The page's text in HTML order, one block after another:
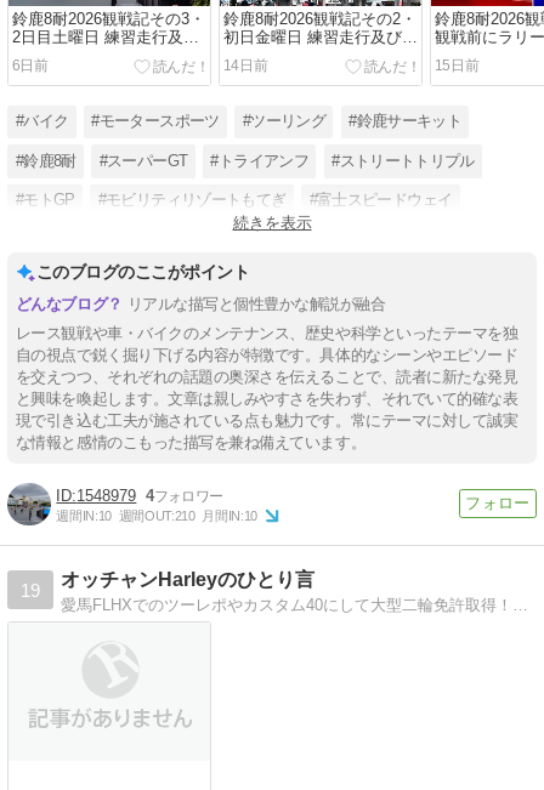
鈴鹿8耐2026観戦記その3・
2日目土曜日 練習走行及び
トップテントライアル（中
止でしたが…(;´д｀)ﾄﾎ
ﾎ…）
6日前
鈴鹿8耐2026観戦記その2・
初日金曜日 練習走行及び公
式予選
14日前
鈴鹿8耐2026
観戦前にラリ
地巡礼♪
15日前
#バイク #モータースポーツ #ツーリング #鈴鹿サーキット
#鈴鹿8耐 #スーパーGT #トライアンフ #ストリートトリプル
#モトGP #モビリティリゾートもてぎ #富士スピードウェイ
続きを表示
このブログのここがポイント
リアルな描写と個性豊かな解説が融合
レース観戦や車・バイクのメンテナンス、歴史や科学といったテーマを独
自の視点で鋭く掘り下げる内容が特徴です。具体的なシーンやエピソード
を交えつつ、それぞれの話題の奥深さを伝えることで、読者に新たな発見
と興味を喚起します。文章は親しみやすさを失わず、それでいて的確な表
現で引き込む工夫が施されている点も魅力です。常にテーマに対して誠実
な情報と感情のこもった描写を兼ね備えています。
1548979 4
週間IN:10 週間OUT:210 月間IN:10
19
オッチャンHarleyのひとり言